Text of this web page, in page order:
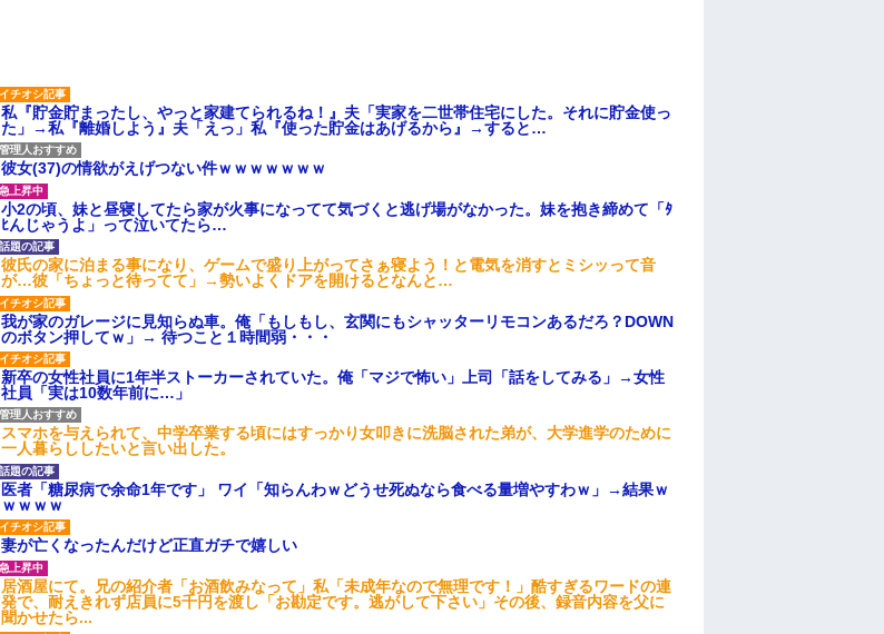
私『貯金貯まったし、やっと家建てられるね！』夫「実家を二世帯住宅にした。それに貯金使っ
た」→私『離婚しよう』夫「えっ」私『使った貯金はあげるから』→すると…
彼女(37)の情欲がえげつない件ｗｗｗｗｗｗｗ
小2の頃、妹と昼寝してたら家が火事になってて気づくと逃げ場がなかった。妹を抱き締めて「ﾀ
ﾋんじゃうよ」って泣いてたら…
彼氏の家に泊まる事になり、ゲームで盛り上がってさぁ寝よう！と電気を消すとミシッって音
が…彼「ちょっと待ってて」→勢いよくドアを開けるとなんと…
我が家のガレージに見知らぬ車。俺「もしもし、玄関にもシャッターリモコンあるだろ？DOWN
のボタン押してｗ」→ 待つこと１時間弱・・・
新卒の女性社員に1年半ストーカーされていた。俺「マジで怖い」上司「話をしてみる」→女性
社員「実は10数年前に…」
スマホを与えられて、中学卒業する頃にはすっかり女叩きに洗脳された弟が、大学進学のために
一人暮らししたいと言い出した。
医者「糖尿病で余命1年です」 ワイ「知らんわｗどうせ死ぬなら食べる量増やすわｗ」→結果ｗ
ｗｗｗｗ
妻が亡くなったんだけど正直ガチで嬉しい
居酒屋にて。兄の紹介者「お酒飲みなって」私「未成年なので無理です！」酷すぎるワードの連
発で、耐えきれず店員に5千円を渡し「お勘定です。逃がして下さい」その後、録音内容を父に
聞かせたら...